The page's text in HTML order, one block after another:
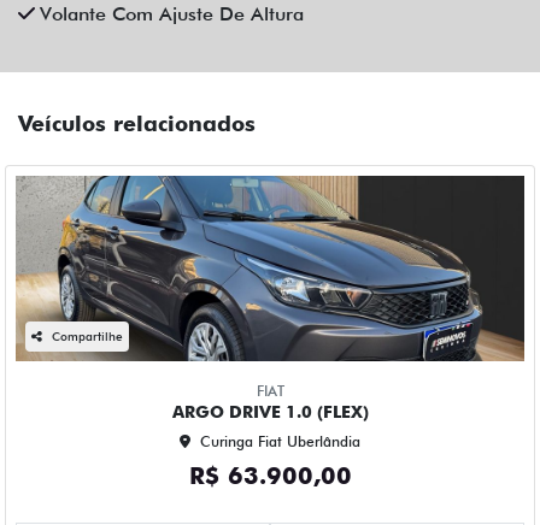
Volante Com Ajuste De Altura
Veículos relacionados
Compartilhe
FIAT
ARGO DRIVE 1.0 (FLEX)
Curinga Fiat Uberlândia
R$ 63.900,00